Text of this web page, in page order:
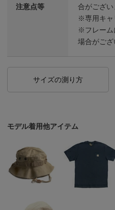
注意点等
合がござい
※専用キャ
※フレーム
場合がござ
サイズの測り方
モデル着用他アイテム